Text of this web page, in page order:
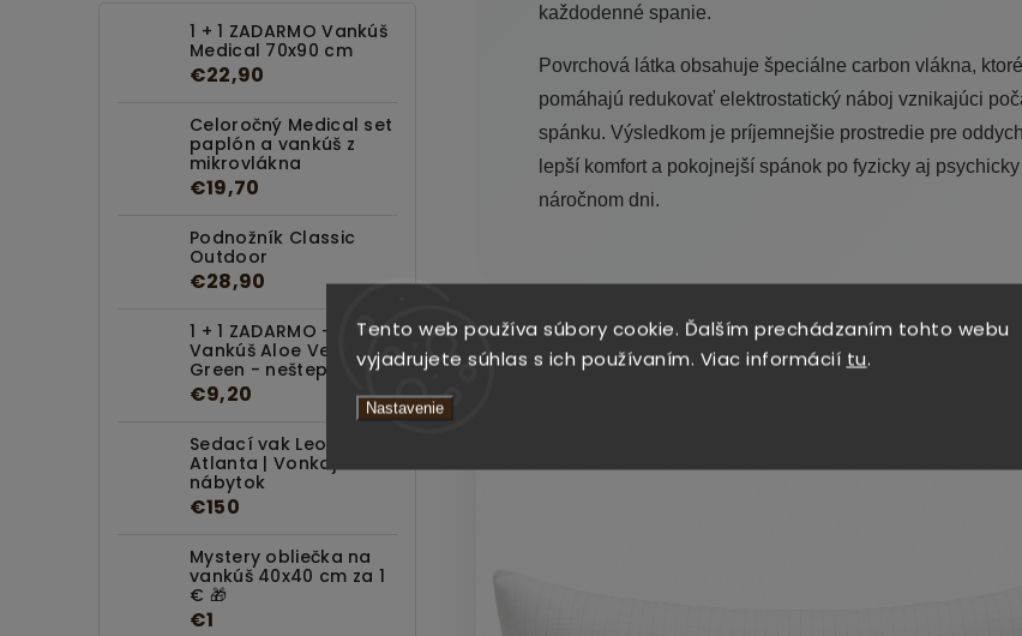
Tento web používa súbory cookie. Ďalším prechádzaním tohto webu
vyjadrujete súhlas s ich používaním. Viac informácií tu.
Nastavenie
1 + 1 ZADARMO Vankúš
Medical 70x90 cm
€22,90
Celoročný Medical set
paplón a vankúš z
mikrovlákna
€19,70
Podnožník Classic
Outdoor
€28,90
1 + 1 ZADARMO -
Vankúš Aloe Vera
Green - neštepovaný
€9,20
Sedací vak Leone
Atlanta | Vonkajší
nábytok
€150
Mystery obliečka na
vankúš 40x40 cm za 1
€ 🎁
€1
každodenné spanie.
Povrchová látka obsahuje špeciálne carbon vlákna, ktoré
pomáhajú redukovať elektrostatický náboj vznikajúci
spánku. Výsledkom je príjemnejšie prostredie pre
lepší komfort a pokojnejší spánok po fyzicky aj psychicky
náročnom dni.